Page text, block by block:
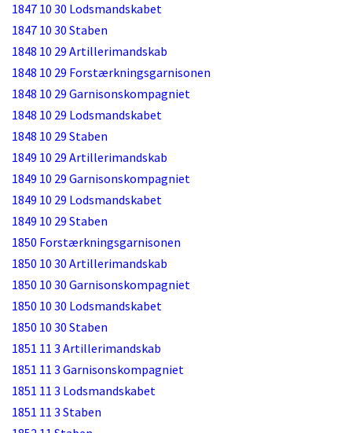
1847 10 30 Lodsmandskabet
1847 10 30 Staben
1848 10 29 Artillerimandskab
1848 10 29 Forstærkningsgarnisonen
1848 10 29 Garnisonskompagniet
1848 10 29 Lodsmandskabet
1848 10 29 Staben
1849 10 29 Artillerimandskab
1849 10 29 Garnisonskompagniet
1849 10 29 Lodsmandskabet
1849 10 29 Staben
1850 Forstærkningsgarnisonen
1850 10 30 Artillerimandskab
1850 10 30 Garnisonskompagniet
1850 10 30 Lodsmandskabet
1850 10 30 Staben
1851 11 3 Artillerimandskab
1851 11 3 Garnisonskompagniet
1851 11 3 Lodsmandskabet
1851 11 3 Staben